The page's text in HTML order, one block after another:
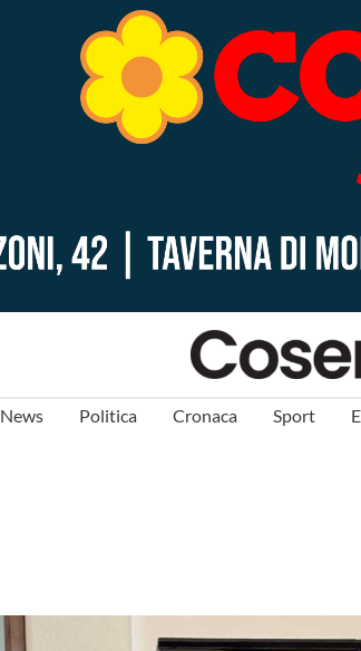
News Politica Cronaca Sport